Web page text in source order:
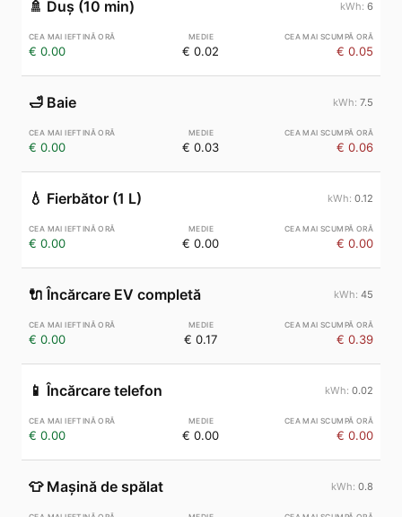
🚿 Duș (10 min) 6
€ 0.00 € 0.02 € 0.05
🛁 Baie 7.5
€ 0.00 € 0.03 € 0.06
💧 Fierbător (1 L) 0.12
€ 0.00 € 0.00 € 0.00
🔌 Încărcare EV completă 45
€ 0.00 € 0.17 € 0.39
📱 Încărcare telefon 0.02
€ 0.00 € 0.00 € 0.00
👕 Mașină de spălat 0.8